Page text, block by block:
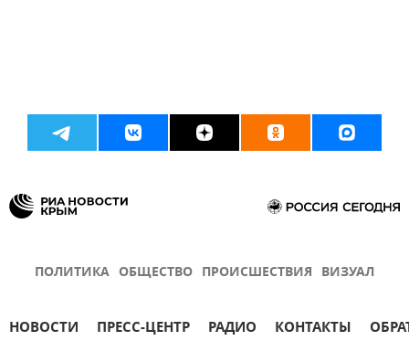
ПОЛИТИКА ОБЩЕСТВО ПРОИСШЕСТВИЯ ВИЗУАЛ
НОВОСТИ ПРЕСС-ЦЕНТР РАДИО КОНТАКТЫ